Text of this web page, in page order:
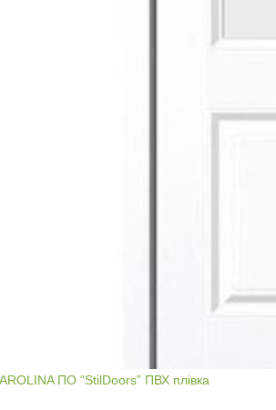
ПО “StilDoors” ПВХ плівка